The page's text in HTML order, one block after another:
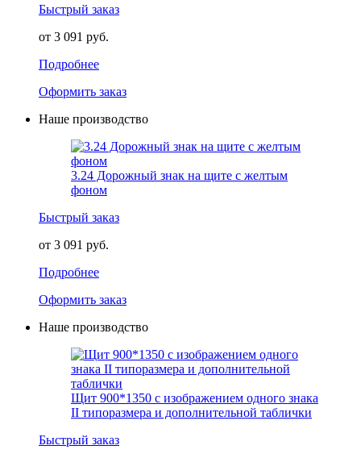
Быстрый заказ
от 3 091 руб.
Подробнее
Оформить заказ
Наше производство
3.24 Дорожный знак на щите с желтым
фоном
Быстрый заказ
от 3 091 руб.
Подробнее
Оформить заказ
Наше производство
Щит 900*1350 с изображением одного знака
II типоразмера и дополнительной таблички
Быстрый заказ